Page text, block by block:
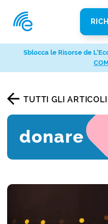
TUTTI GLI ARTICOLI
donare
Sblocca le Risorse de